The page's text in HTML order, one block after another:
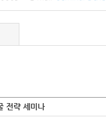
전략 세미나